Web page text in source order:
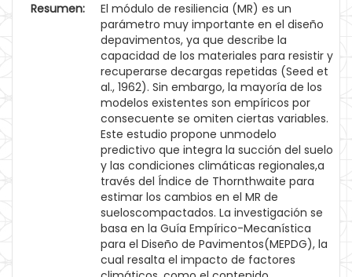
Resumen:
El módulo de resiliencia (MR) es un
parámetro muy importante en el diseño
depavimentos, ya que describe la
capacidad de los materiales para resistir y
recuperarse decargas repetidas (Seed et
al., 1962). Sin embargo, la mayoría de los
modelos existentes son empíricos por
consecuente se omiten ciertas variables.
Este estudio propone unmodelo
predictivo que integra la succión del suelo
y las condiciones climáticas regionales,a
través del Índice de Thornthwaite para
estimar los cambios en el MR de
sueloscompactados. La investigación se
basa en la Guía Empírico-Mecanística
para el Diseño de Pavimentos(MEPDG), la
cual resalta el impacto de factores